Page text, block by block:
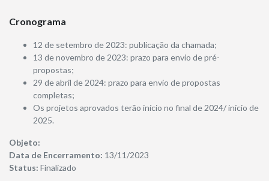
Cronograma
12 de setembro de 2023: publicação da chamada;
13 de novembro de 2023: prazo para envio de pré-
propostas;
29 de abril de 2024: prazo para envio de propostas
completas;
Os projetos aprovados terão início no final de 2024/ início de
2025.
Objeto:
​Data de Encerramento: 13/11/2023
Status: Finalizado